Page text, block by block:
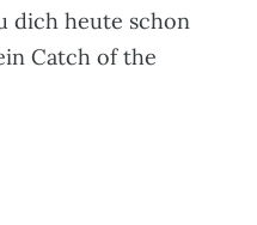
dich heute schon
Catch of the